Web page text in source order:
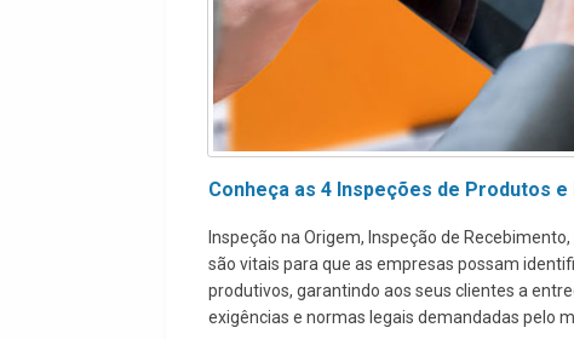
Conheça as 4 Inspeções de Produtos
Inspeção na Origem, Inspeção de
são vitais para que as empresas possam
produtivos, garantindo aos seus clientes a
exigências e normas legais demandadas pelo